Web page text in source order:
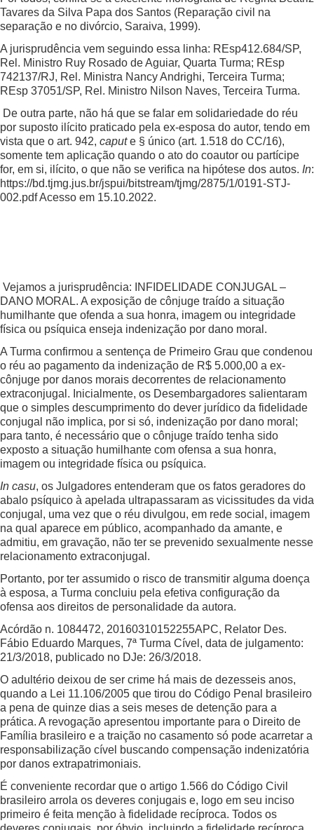
Tavares da Silva Papa dos Santos (Reparação civil na
separação e no divórcio, Saraiva, 1999).
A jurisprudência vem seguindo essa linha: REsp412.684/SP,
Rel. Ministro Ruy Rosado de Aguiar, Quarta Turma; REsp
742137/RJ, Rel. Ministra Nancy Andrighi, Terceira Turma;
REsp 37051/SP, Rel. Ministro Nilson Naves, Terceira Turma.
De outra parte, não há que se falar em solidariedade do réu
por suposto ilícito praticado pela ex-esposa do autor, tendo em
vista que o art. 942, capute § único (art. 1.518 do CC/16),
somente tem aplicação quando o ato do coautor ou partícipe
for, em si, ilícito, o que não se verifica na hipótese dos autos. In:
https://bd.tjmg.jus.br/jspui/bitstream/tjmg/2875/1/0191-STJ-
002.pdfAcesso em 15.10.2022.
Vejamos a jurisprudência: INFIDELIDADE CONJUGAL –
DANO MORAL. A exposição de cônjuge traído a situação
humilhante que ofenda a sua honra, imagem ou integridade
física ou psíquica enseja indenização por dano moral.
A Turma confirmou a sentença de Primeiro Grau que condenou
o réu ao pagamento da indenização de R$ 5.000,00 a ex-
cônjuge por danos morais decorrentes de relacionamento
extraconjugal. Inicialmente, os Desembargadores salientaram
que o simples descumprimento do dever jurídico da fidelidade
conjugal não implica, por si só, indenização por dano moral;
para tanto, é necessário que o cônjuge traído tenha sido
exposto a situação humilhante com ofensa a sua honra,
imagem ou integridade física ou psíquica.
In casu, os Julgadores entenderam que os fatos geradores do
abalo psíquico à apelada ultrapassaram as vicissitudes da vida
conjugal, uma vez que o réu divulgou, em rede social, imagem
na qual aparece em público, acompanhado da amante, e
admitiu, em gravação, não ter se prevenido sexualmente nesse
relacionamento extraconjugal.
Portanto, por ter assumido o risco de transmitir alguma doença
à esposa, a Turma concluiu pela efetiva configuração da
ofensa aos direitos de personalidade da autora.
Acórdão n. 1084472, 20160310152255APC, Relator Des.
Fábio Eduardo Marques, 7ª Turma Cível, data de julgamento:
21/3/2018, publicado no DJe: 26/3/2018.
O adultério deixou de ser crime há mais de dezesseis anos,
quando a Lei 11.106/2005 que tirou do Código Penal brasileiro
a pena de quinze dias a seis meses de detenção para a
prática. A revogação apresentou importante para o Direito de
Família brasileiro e a traição no casamento só pode acarretar a
responsabilização cível buscando compensação indenizatória
por danos extrapatrimoniais.
É conveniente recordar que o artigo 1.566 do Código Civil
brasileiro arrola os deveres conjugais e, logo em seu inciso
primeiro é feita menção à fidelidade recíproca. Todos os